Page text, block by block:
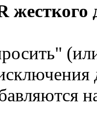
жесткого